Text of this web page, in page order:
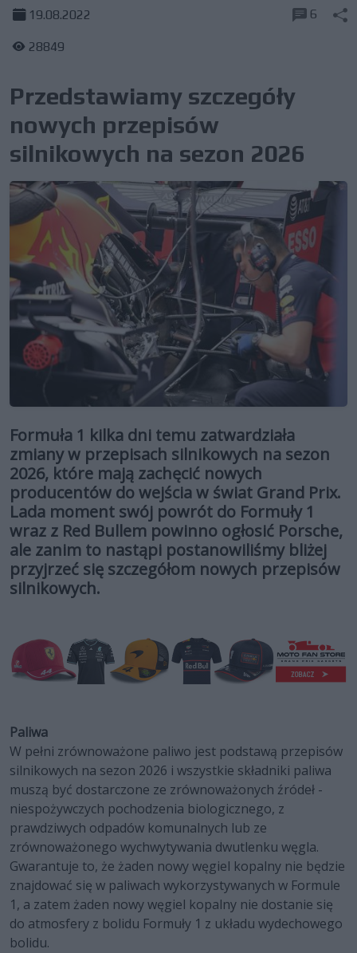
19.08.2022
28849
6
Przedstawiamy szczegóły
nowych przepisów
silnikowych na sezon 2026
Formuła 1 kilka dni temu zatwardziała
zmiany w przepisach silnikowych na sezon
2026, które mają zachęcić nowych
producentów do wejścia w świat Grand Prix.
Lada moment swój powrót do Formuły 1
wraz z Red Bullem powinno ogłosić Porsche,
ale zanim to nastąpi postanowiliśmy bliżej
przyjrzeć się szczegółom nowych przepisów
silnikowych.
Paliwa
W pełni zrównoważone paliwo jest podstawą przepisów
silnikowych na sezon 2026 i wszystkie składniki paliwa
muszą być dostarczone ze zrównoważonych źródeł -
niespożywczych pochodzenia biologicznego, z
prawdziwych odpadów komunalnych lub ze
zrównoważonego wychwytywania dwutlenku węgla.
Gwarantuje to, że żaden nowy węgiel kopalny nie będzie
znajdować się w paliwach wykorzystywanych w Formule
1, a zatem żaden nowy węgiel kopalny nie dostanie się
do atmosfery z bolidu Formuły 1 z układu wydechowego
bolidu.